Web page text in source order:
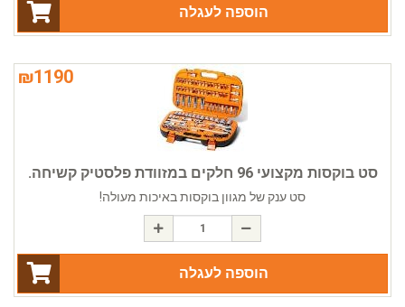
הוספה לעגלה
₪1190
סט בוקסות מקצועי 96 חלקים במזוודת פלסטיק קשיחה.
סט ענק של מגוון בוקסות באיכות מעולה!
הוספה לעגלה